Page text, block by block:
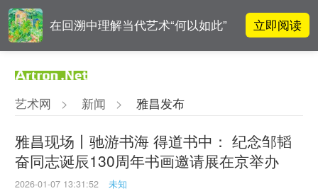
在回溯中理解当代艺术“何以如此” 立即阅读
发起全球维权
张瀚文：以物质媒介具象化精神世
界
翟莫梵：绘画少年的广阔天空
艺术网 > 新闻 > 雅昌发布
雅昌现场丨驰游书海 得道书中： 纪念邹韬
奋同志诞辰130周年书画邀请展在京举办
2026-01-07 13:31:52 未知